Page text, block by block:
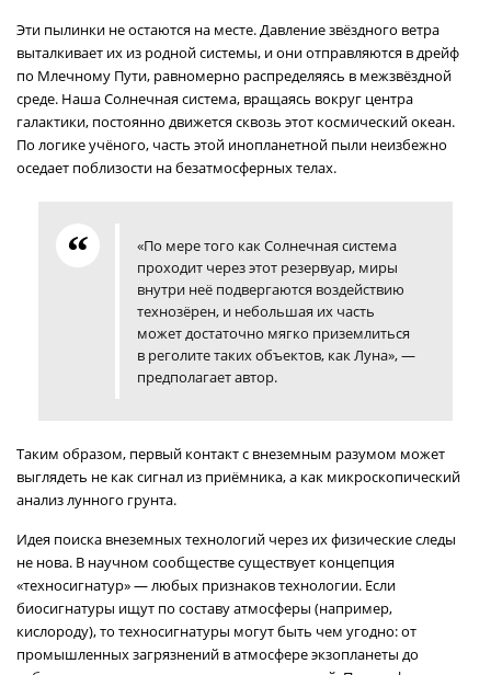
Эти пылинки не остаются на месте. Давление звёздного ветра
выталкивает их из родной системы, и они отправляются в дрейф
по Млечному Пути, равномерно распределяясь в межзвёздной
среде. Наша Солнечная система, вращаясь вокруг центра
галактики, постоянно движется сквозь этот космический океан.
По логике учёного, часть этой инопланетной пыли неизбежно
оседает поблизости на безатмосферных телах.
«По мере того как Солнечная система
проходит через этот резервуар, миры
внутри неё подвергаются воздействию
технозёрен, и небольшая их часть
может достаточно мягко приземлиться
в реголите таких объектов, как Луна», —
предполагает автор.
Таким образом, первый контакт с внеземным разумом может
выглядеть не как сигнал из приёмника, а как микроскопический
анализ лунного грунта.
Идея поиска внеземных технологий через их физические следы
не нова. В научном сообществе существует концепция
«техносигнатур» — любых признаков технологии. Если
биосигнатуры ищут по составу атмосферы (например,
кислороду), то техносигнатуры могут быть чем угодно: от
промышленных загрязнений в атмосфере экзопланеты до